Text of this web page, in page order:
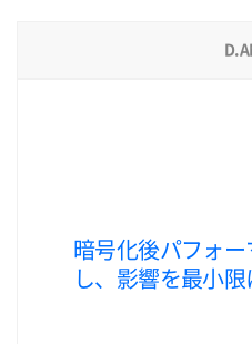
暗号化後パフォ
し、影響を最小限